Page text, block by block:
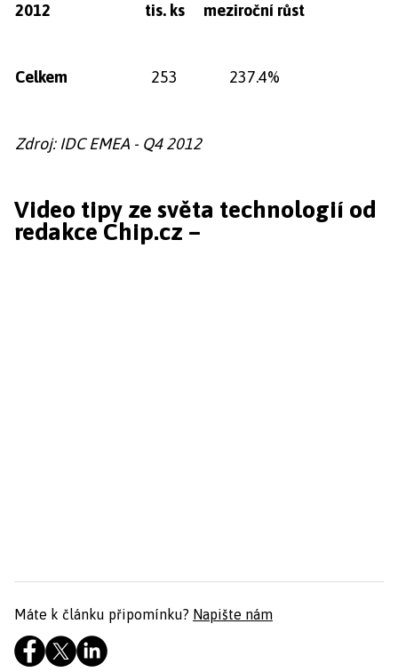
2012 tis. ks meziroční růst
Celkem 253 237.4%
Zdroj: IDC EMEA - Q4 2012
Video tipy ze světa technologií od
redakce Chip.cz –
Máte k článku připomínku? Napište nám